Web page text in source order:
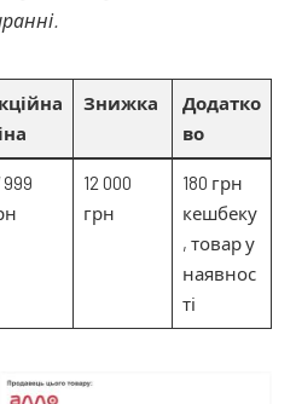
Знижка
Додатко
во
999
12 000
грн
180 грн
кешбеку
, товар у
наявнос
ті